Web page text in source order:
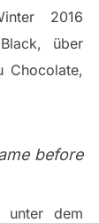
2016
über
Chocolate,
before
dem